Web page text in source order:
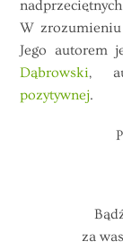
W
Jego autorem
Dąbrowski,
pozytywnej.
za